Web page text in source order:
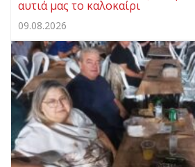
αυτιά μας το καλοκαίρι
09.08.2026